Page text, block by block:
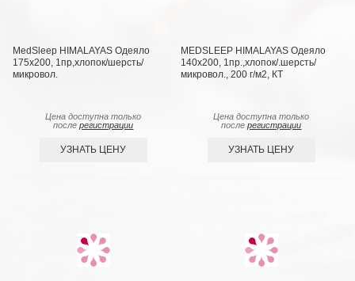
MedSleep HIMALAYAS Oдеяло
175х200, 1пр,хлопок/шерсть/
микровол.
Цена доступна только
послерегистрации
УЗНАТЬ ЦЕНУ
MEDSLEEP HIMALAYAS Oдеяло
140х200, 1пр.,хлопок/.шерсть/
микровол., 200 г/м2, КТ
Цена доступна только
послерегистрации
УЗНАТЬ ЦЕНУ